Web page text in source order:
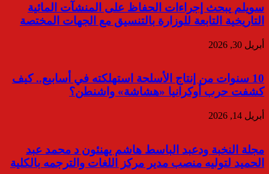
سويلم يبحث إجراءات الحفاظ على المنشآت المائية
التاريخية التابعة للوزارة بالتنسيق مع الجهات المختصة
أبريل 30, 2026
10 سنوات من إنتاج الأسلحة استهلكته في أسابيع.. كيف
كشفت حرب أوكرانيا «هشاشة» واشنطن؟
أبريل 14, 2026
مجلة النخبة ودعبد الباسط هاشم يهنئون د محمد عبد
الحميد لتوليه منصب مدير مركز اللغات والترجمه بالكلية